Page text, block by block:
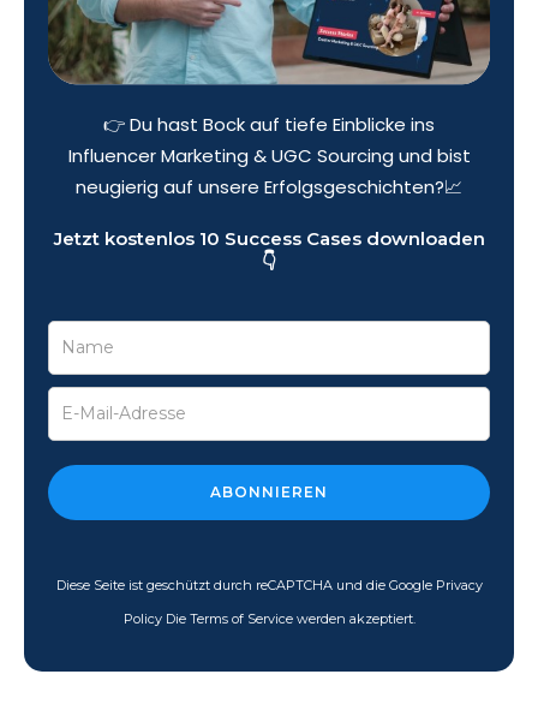
👉 Du hast Bock auf tiefe Einblicke ins
Influencer Marketing & UGC Sourcing und bist
neugierig auf unsere Erfolgsgeschichten?📈
Jetzt kostenlos 10 Success Cases downloaden
👇
Diese Seite ist geschützt durch reCAPTCHA und die Google Privacy
Policy Die Terms of Service werden akzeptiert.